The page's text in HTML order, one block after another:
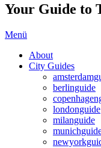
Your Guide to
Menü
About
City Guides
berlinguide
londonguide
milanguide